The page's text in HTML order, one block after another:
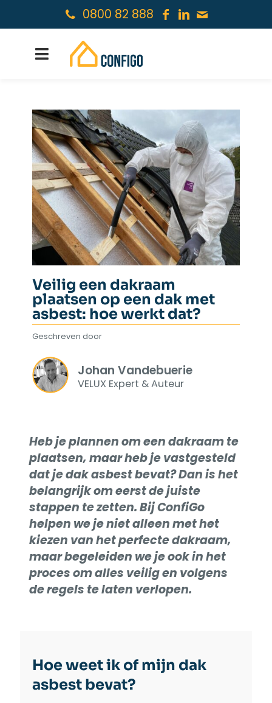
0800 82 888
Veilig een dakraam
plaatsen op een dak met
asbest: hoe werkt dat?
Geschreven door
Johan Vandebuerie
VELUX Expert & Auteur
Heb je plannen om een dakraam te
plaatsen, maar heb je vastgesteld
dat je dak asbest bevat? Dan is het
belangrijk om eerst de juiste
stappen te zetten. Bij ConfiGo
helpen we je niet alleen met het
kiezen van het perfecte dakraam,
maar begeleiden we je ook in het
proces om alles veilig en volgens
de regels te laten verlopen.
Hoe weet ik of mijn dak
asbest bevat?